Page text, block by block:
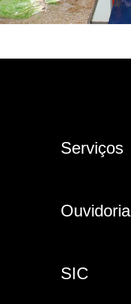
Serviços
Ouvidoria
SIC